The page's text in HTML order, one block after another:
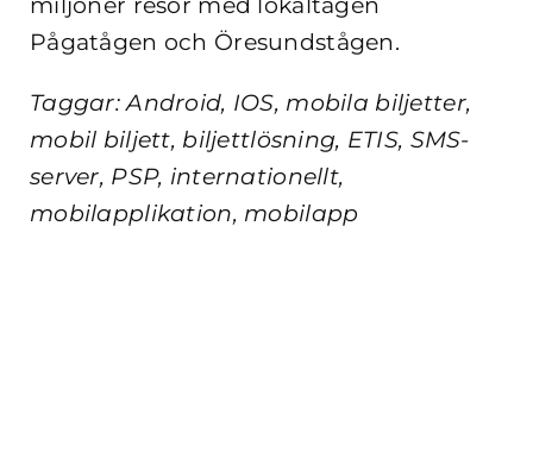
Pågatågen och Öresundstågen.
Taggar: Android, IOS, mobila biljetter,
mobil biljett, biljettlösning, ETIS, SMS-
server, PSP, internationellt,
mobilapplikation, mobilapp